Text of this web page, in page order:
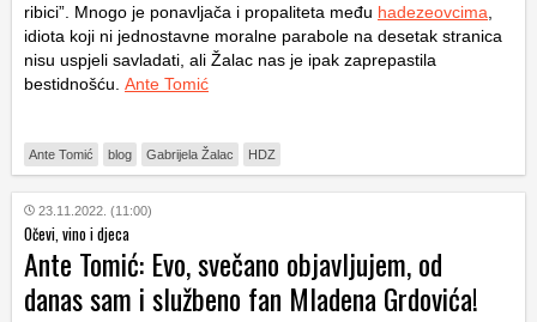
ribici”. Mnogo je ponavljača i propaliteta među hadezeovcima
idiota koji ni jednostavne moralne parabole na desetak stranica
nisu uspjeli savladati, ali Žalac nas je ipak zaprepastila
bestidnošću. Ante Tomić
Ante Tomić blog Gabrijela Žalac HDZ
23.11.2022. (11:00)
Očevi, vino i djeca
Ante Tomić: Evo, svečano objavljujem, od
danas sam i službeno fan Mladena Grdovića!